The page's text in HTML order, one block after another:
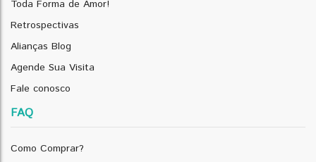
Toda Forma de Amor!
Retrospectivas
Alianças Blog
Agende Sua Visita
Fale conosco
FAQ
Como Comprar?